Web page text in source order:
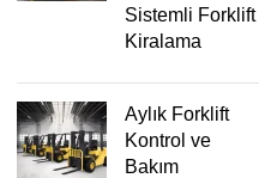
Sistemli Forklift
Kiralama
Aylık Forklift
Kontrol ve
Bakım